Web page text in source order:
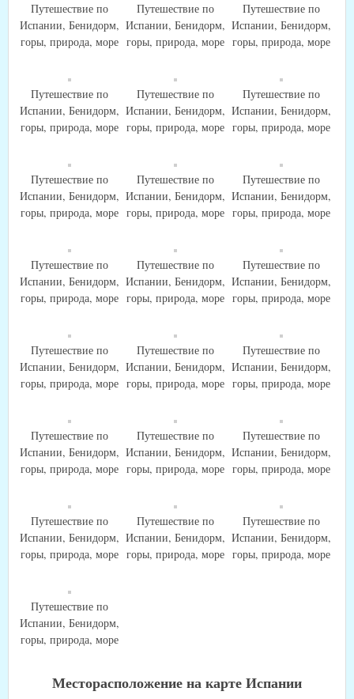
Путешествие по
Испании, Бенидорм,
горы, природа, море
Путешествие по
Испании, Бенидорм,
горы, природа, море
Путешествие по
Испании, Бенидорм,
горы, природа, море
Путешествие по
Испании, Бенидорм,
горы, природа, море
Путешествие по
Испании, Бенидорм,
горы, природа, море
Путешествие по
Испании, Бенидорм,
горы, природа, море
Путешествие по
Испании, Бенидорм,
горы, природа, море
Путешествие по
Испании, Бенидорм,
горы, природа, море
Путешествие по
Испании, Бенидорм,
горы, природа, море
Путешествие по
Испании, Бенидорм,
горы, природа, море
Путешествие по
Испании, Бенидорм,
горы, природа, море
Путешествие по
Испании, Бенидорм,
горы, природа, море
Путешествие по
Испании, Бенидорм,
горы, природа, море
Путешествие по
Испании, Бенидорм,
горы, природа, море
Путешествие по
Испании, Бенидорм,
горы, природа, море
Путешествие по
Испании, Бенидорм,
горы, природа, море
Путешествие по
Испании, Бенидорм,
горы, природа, море
Путешествие по
Испании, Бенидорм,
горы, природа, море
Путешествие по
Испании, Бенидорм,
горы, природа, море
Путешествие по
Испании, Бенидорм,
горы, природа, море
Путешествие по
Испании, Бенидорм,
горы, природа, море
Путешествие по
Испании, Бенидорм,
горы, природа, море
Месторасположение на карте Испании